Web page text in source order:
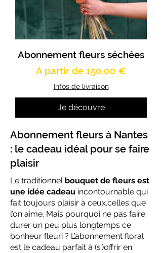
Abonnement fleurs séchées
À partir de 150,00 €
Prix promotionnel
Infos de livraison
Je découvre
Abonnement fleurs à Nantes
: le cadeau idéal pour se faire
plaisir
Le traditionnel bouquet de fleurs est
une idée cadeau incontournable qui
fait toujours plaisir à ceux.celles que
l’on aime. Mais pourquoi ne pas faire
durer un peu plus longtemps ce
bonheur fleuri ? L’abonnement floral
est le cadeau parfait à (s’)offrir en